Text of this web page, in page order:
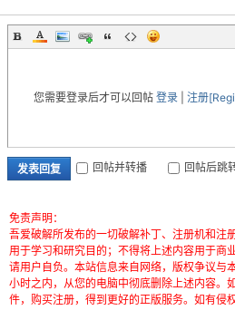
您需要登录后才可以回帖 登录 注册
发表回复 回帖并转播 回帖后跳
免责声明：
吾爱破解所发布的一切破解补丁、注册机和注
用于学习和研究目的；不得将上述内容用于商
请用户自负。本站信息来自网络，版权争议与
小时之内，从您的电脑中彻底删除上述内容。
件，购买注册，得到更好的正版服务。如有侵